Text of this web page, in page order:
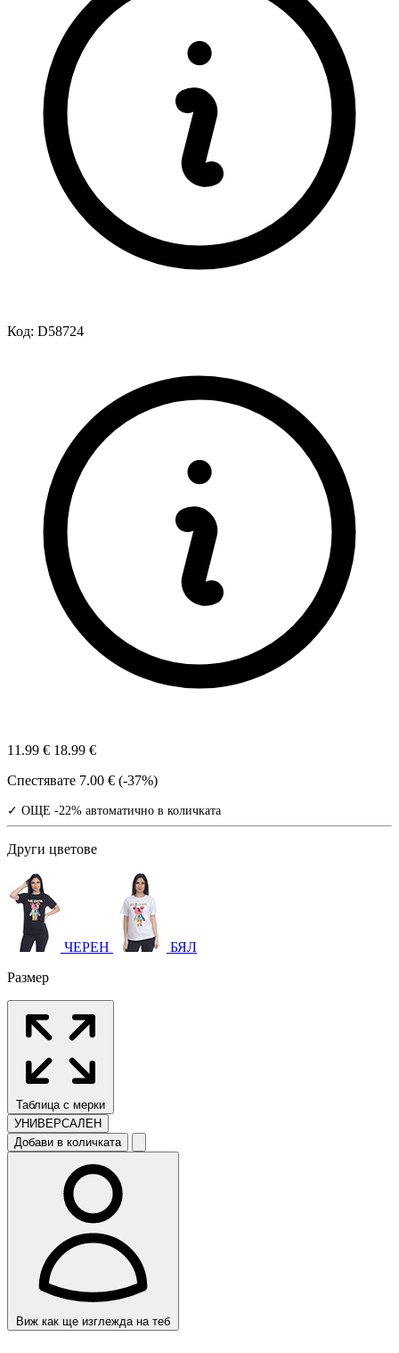
Код: D58724
11.99 € 18.99 €
Спестявате 7.00 € (-37%)
✓ ОЩЕ -22% автоматично в количката
Други цветове
ЧЕРЕН
БЯЛ
Размер
Таблица с мерки
УНИВЕРСАЛЕН
Добави в количката
Виж как ще изглежда на теб